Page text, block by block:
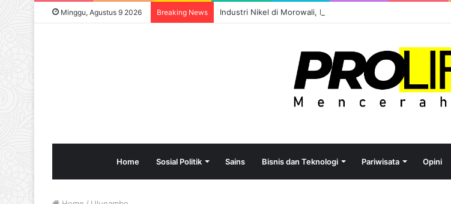
Minggu, Agustus 9 2026 Breaking News Industri Nikel di Morowali, Potensi atau Kutukan Sumber Daya?
Home Sosial Politik Sains Bisnis dan Teknologi Pariwisata Opini